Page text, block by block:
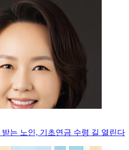
는 노인, 기초연금 수령 길 열린다